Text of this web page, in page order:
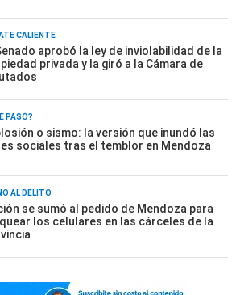
CALIENTE
aprobó la ley de inviolabilidad de la
privada y la giró a la Cámara de
PASÓ?
o sismo: la versión que inundó las
sociales tras el temblor en Mendoza
AL DELITO
se sumó al pedido de Mendoza para
los celulares en las cárceles de la